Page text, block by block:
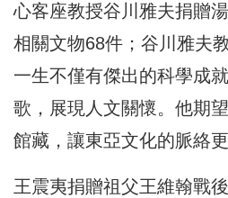
心客座教授谷川雅夫捐贈
相關文物68件；谷川雅夫
一生不僅有傑出的科學成
歌，展現人文關懷。他期
館藏，讓東亞文化的脈絡更
王震夷捐贈祖父王維翰戰